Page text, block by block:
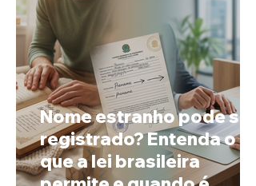
Nome estranho pode ser
registrado? Entenda o
que a lei brasileira